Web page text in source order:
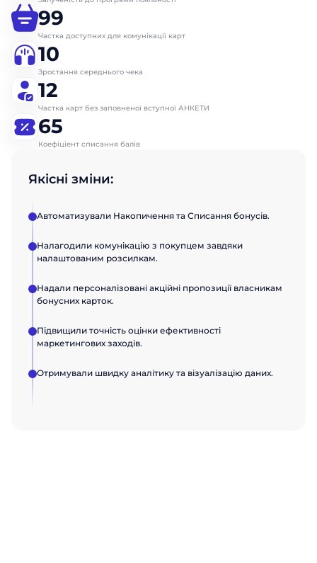
99
Частка доступних для комунікації карт
10
Зростання середнього чека
12
Частка карт без заповненої вступної АНКЕТИ
65
Коефіціент списання балів
Якісні зміни:
Автоматизували Накопичення та Списання бонусів.
Налагодили комунікацію з покупцем завдяки
налаштованим розсилкам.
Надали персоналізовані акційні пропозиції власникам
бонусних карток.
Підвищили точність оцінки ефективності
маркетингових заходів.
Отримували швидку аналітику та візуалізацію даних.